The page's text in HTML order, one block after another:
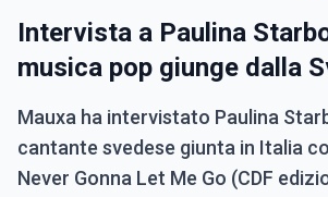
Intervista a Paulina
musica pop giunge dalla
Mauxa ha intervistato Paulina
cantante svedese giunta in Italia
Never Gonna Let Me Go (CDF